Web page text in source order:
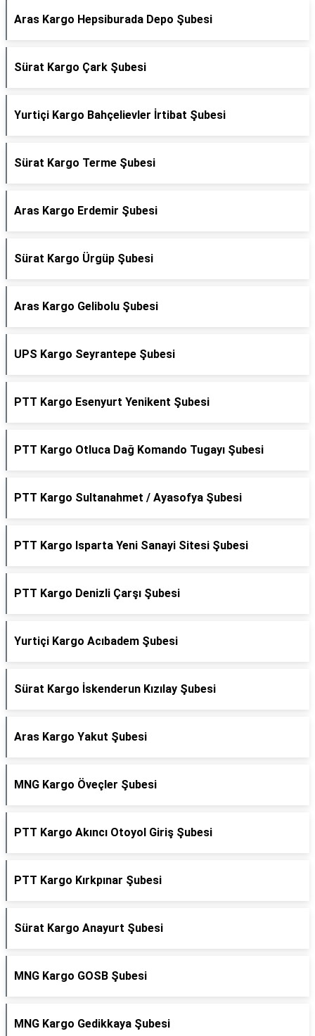
Aras Kargo Hepsiburada Depo Şubesi
Sürat Kargo Çark Şubesi
Yurtiçi Kargo Bahçelievler İrtibat Şubesi
Sürat Kargo Terme Şubesi
Aras Kargo Erdemir Şubesi
Sürat Kargo Ürgüp Şubesi
Aras Kargo Gelibolu Şubesi
UPS Kargo Seyrantepe Şubesi
PTT Kargo Esenyurt Yenikent Şubesi
PTT Kargo Otluca Dağ Komando Tugayı Şubesi
PTT Kargo Sultanahmet / Ayasofya Şubesi
PTT Kargo Isparta Yeni Sanayi Sitesi Şubesi
PTT Kargo Denizli Çarşı Şubesi
Yurtiçi Kargo Acıbadem Şubesi
Sürat Kargo İskenderun Kızılay Şubesi
Aras Kargo Yakut Şubesi
MNG Kargo Öveçler Şubesi
PTT Kargo Akıncı Otoyol Giriş Şubesi
PTT Kargo Kırkpınar Şubesi
Sürat Kargo Anayurt Şubesi
MNG Kargo GOSB Şubesi
MNG Kargo Gedikkaya Şubesi